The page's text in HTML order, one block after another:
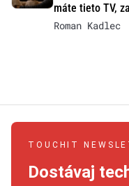
máte tieto TV,
Roman Kadlec
TOUCHIT
Dostávaj